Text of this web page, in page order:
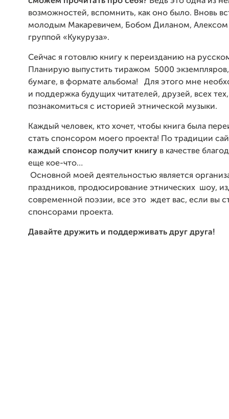
возможностей, вспомнить, как оно было. Вновь
молодым Макаревичем, Бобом Диланом, Алексом
группой « Кукуруза».
Сейчас я готовлю книгу к переизданию на
Планирую выпустить тиражом 5000 экземпляров
бумаге, в формате альбома! Для этого мне
и поддержка будущих читателей, друзей, всех тех
познакомиться с историей этнической музыки.
Каждый человек, кто хочет, чтобы книга была
стать спонсором моего проекта! По традиции
каждый спонсор получит книгу в качестве
еще кое-что
Основной моей деятельностью является
праздников, продюсирование этнических шоу,
современной поэзии, все это ждет вас, если вы
спонсорами проекта.
Давайте дружить и поддерживать друг друга!